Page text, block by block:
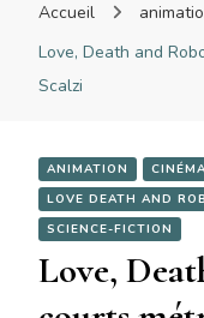
Accueil
Love, Death and
Scalzi
ANIMATION CINÉMA
LOVE DEATH AND
SCIENCE-FICTION
Love,